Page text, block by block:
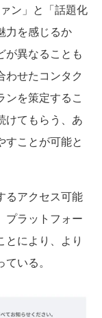
ン」と「話題化
力を感じるか
が異なることも
わせたコンタク
ンを策定するこ
けてもらう、あ
すことが可能と
るアクセス可能
プラットフォー
とにより、より
いる。